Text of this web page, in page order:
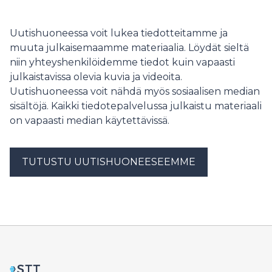
muuttuvan lisäpääomavaatimuksen edelleen nollassa
prosentissa. Finanssiala ry (FA) pitää päätöksiä oikeana:
makrovakauspolitiikan tulee tukea talouskasvua, kun
pankkisektori on vahva ja ylikuumenemisriskit vähäisiä.
Uutishuoneessa voit lukea tiedotteitamme ja
muuta julkaisemaamme materiaalia. Löydät sieltä
niin yhteyshenkilöidemme tiedot kuin vapaasti
julkaistavissa olevia kuvia ja videoita.
Uutishuoneessa voit nähdä myös sosiaalisen median
sisältöjä. Kaikki tiedotepalvelussa julkaistu materiaali
on vapaasti median käytettävissä.
TUTUSTU UUTISHUONEESEEMME